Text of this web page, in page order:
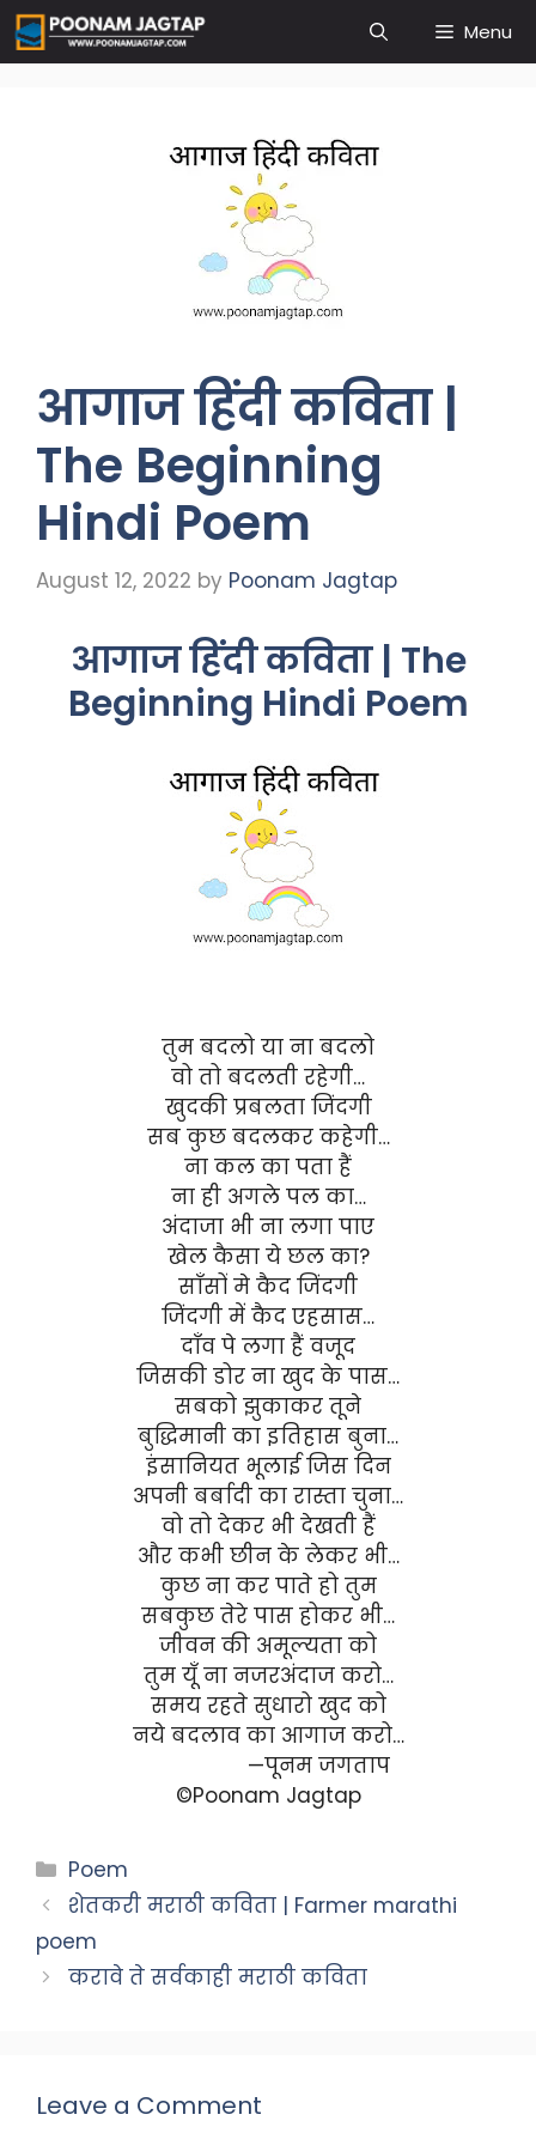
Skip
to
content
Menu
आगाज हिंदी कविता |
The Beginning
Hindi Poem
August 12, 2022 by Poonam Jagtap
आगाज हिंदी कविता | The
Beginning Hindi Poem
तुम बदलो या ना बदलो
वो तो बदलती रहेगी…
खुदकी प्रबलता जिंदगी
सब कुछ बदलकर कहेगी…
ना कल का पता हैं
ना ही अगले पल का…
अंदाजा भी ना लगा पाए
खेल कैसा ये छल का?
साँसों मे कैद जिंदगी
जिंदगी में कैद एहसास…
दाँव पे लगा हैं वजूद
जिसकी डोर ना खुद के पास…
सबको झुकाकर तूने
बुद्धिमानी का इतिहास बुना…
इंसानियत भूलाई जिस दिन
अपनी बर्बादी का रास्ता चुना…
वो तो देकर भी देखती हैं
और कभी छीन के लेकर भी…
कुछ ना कर पाते हो तुम
सबकुछ तेरे पास होकर भी…
जीवन की अमूल्यता को
तुम यूँ ना नजरअंदाज करो…
समय रहते सुधारो खुद को
नये बदलाव का आगाज करो…
—पूनम जगताप
©Poonam Jagtap
Categories
Poem
शेतकरी मराठी कविता | Farmer marathi
poem
करावे ते सर्वकाही मराठी कविता
Leave a Comment